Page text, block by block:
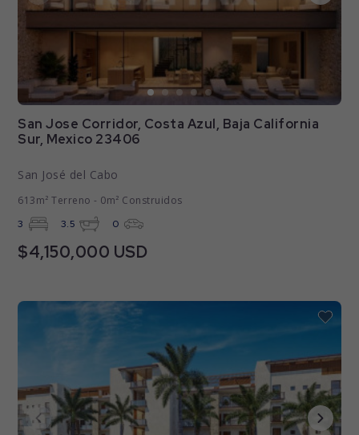
San Jose Corridor, Costa Azul, Baja California
Sur, Mexico 23406
San José del Cabo
613m² Terreno - 0m² Construidos
3 3.5 0
$4,150,000 USD